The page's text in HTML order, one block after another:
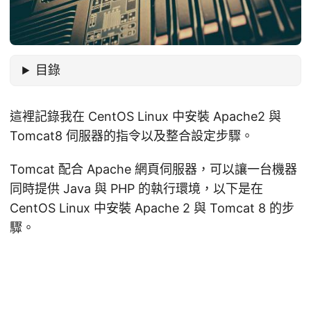
目錄
這裡記錄我在 CentOS Linux 中安裝 Apache2 與
Tomcat8 伺服器的指令以及整合設定步驟。
Tomcat 配合 Apache 網頁伺服器，可以讓一台機器
同時提供 Java 與 PHP 的執行環境，以下是在
CentOS Linux 中安裝 Apache 2 與 Tomcat 8 的步
驟。